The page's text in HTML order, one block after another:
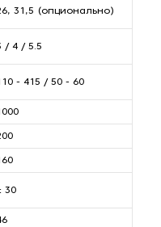
31,5 (опционально)
/ 4 / 5.5
- 415 / 50 - 60
30